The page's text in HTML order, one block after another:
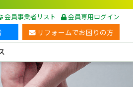
会員事業者リスト 会員専用ログイン
リフォームでお困りの方